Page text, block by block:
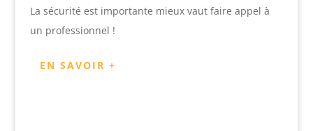
La sécurité est importante mieux vaut faire appel à
un professionnel !
EN SAVOIR +